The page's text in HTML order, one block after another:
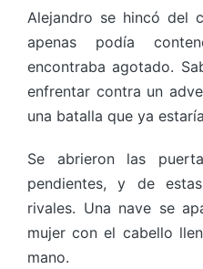
Alejandro se hincó del
apenas podía
encontraba agotado.
enfrentar contra un
una batalla que ya
Se abrieron las
pendientes, y de
rivales. Una nave se
mujer con el cabello
mano.